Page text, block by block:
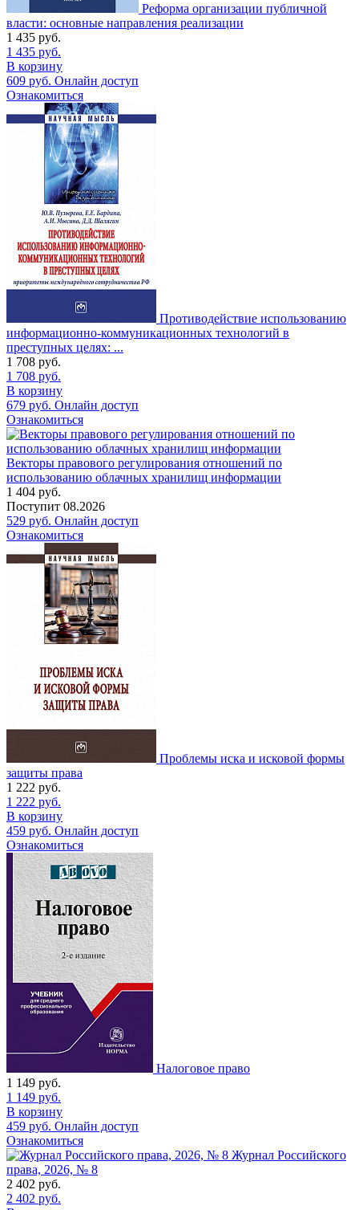
Реформа организации публичной
власти: основные направления реализации
1 435 руб.
1 435 руб.
В корзину
609 руб. Онлайн доступ
Ознакомиться
Противодействие использованию
информационно-коммуникационных технологий в
преступных целях: ...
1 708 руб.
1 708 руб.
В корзину
679 руб. Онлайн доступ
Ознакомиться
Векторы правового регулирования отношений по
использованию облачных хранилищ информации
1 404 руб.
Поступит 08.2026
529 руб. Онлайн доступ
Ознакомиться
Проблемы иска и исковой формы
защиты права
1 222 руб.
1 222 руб.
В корзину
459 руб. Онлайн доступ
Ознакомиться
Налоговое право
1 149 руб.
1 149 руб.
В корзину
459 руб. Онлайн доступ
Ознакомиться
Журнал Российского
права, 2026, № 8
2 402 руб.
2 402 руб.